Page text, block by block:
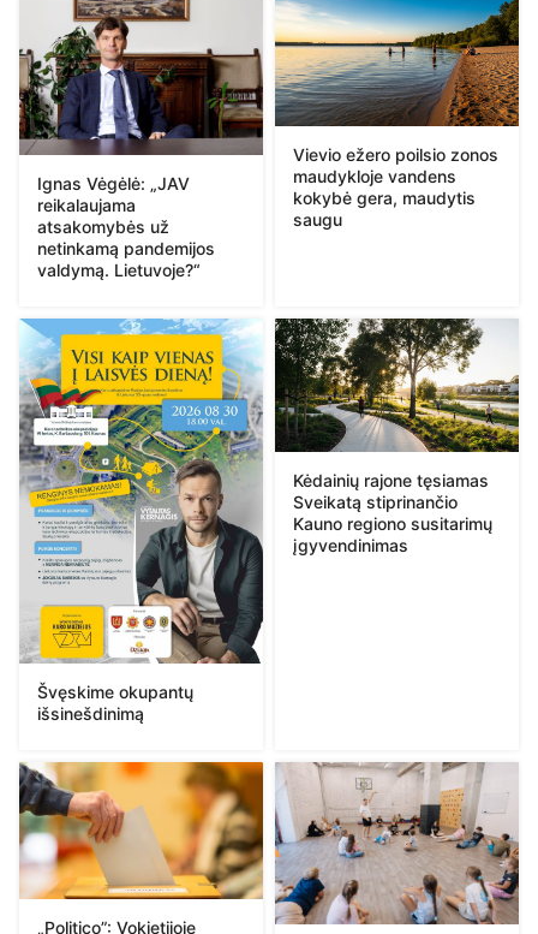
Ignas Vėgėlė: „JAV
reikalaujama
atsakomybės už
netinkamą pandemijos
valdymą. Lietuvoje?“
Vievio ežero poilsio zonos
maudykloje vandens
kokybė gera, maudytis
saugu
Švęskime okupantų
išsinešdinimą
Kėdainių rajone tęsiamas
Sveikatą stiprinančio
Kauno regiono susitarimų
įgyvendinimas
„Politico”: Vokietijoje